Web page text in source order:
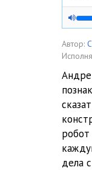
05
06
08
09
10
11
Автор:
дела